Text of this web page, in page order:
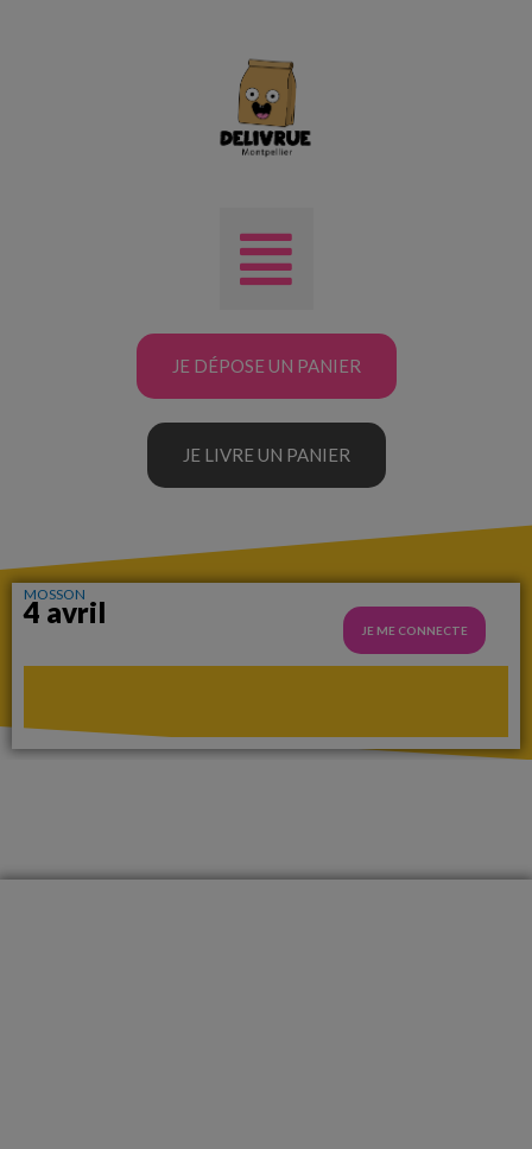
JE DÉPOSE UN PANIER
JE LIVRE UN PANIER
MOSSON
4 avril
JE ME CONNECTE